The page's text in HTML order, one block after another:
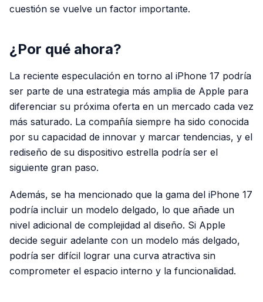
cuestión se vuelve un factor importante.
¿Por qué ahora?
La reciente especulación en torno al iPhone 17 podría
ser parte de una estrategia más amplia de Apple para
diferenciar su próxima oferta en un mercado cada vez
más saturado. La compañía siempre ha sido conocida
por su capacidad de innovar y marcar tendencias, y el
rediseño de su dispositivo estrella podría ser el
siguiente gran paso.
Además, se ha mencionado que la gama del iPhone 17
podría incluir un modelo delgado, lo que añade un
nivel adicional de complejidad al diseño. Si Apple
decide seguir adelante con un modelo más delgado,
podría ser difícil lograr una curva atractiva sin
comprometer el espacio interno y la funcionalidad.